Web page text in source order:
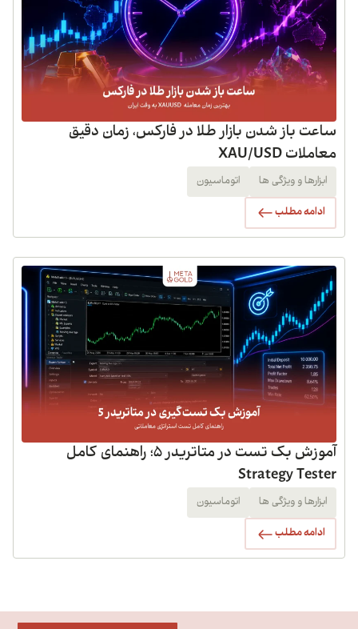
ساعت باز شدن بازار طلا در فارکس، زمان دقیق
معاملات XAU/USD
ابزارها و ویژگی ها اتوماسیون
ادامه مطلب
آموزش بک تست در متاتریدر 5؛ راهنمای کامل
Strategy Tester
ابزارها و ویژگی ها اتوماسیون
ادامه مطلب